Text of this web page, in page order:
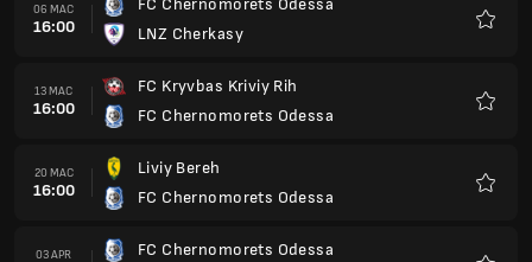
06 MAC
16:00
FC Chernomorets Odessa
LNZ Cherkasy
13 MAC
16:00
FC Kryvbas Kriviy Rih
FC Chernomorets Odessa
20 MAC
16:00
Liviy Bereh
FC Chernomorets Odessa
03 APR
FC Chernomorets Odessa